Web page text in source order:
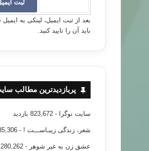
بعد از ثبت ایمیل، لینکی به
باید آن را تایید کنید.
پربازدیدترین مطالب
سایت نوگرا - 823,672 بازدید
شعر، زندگی زیبـاســـت ! - 485,306 بازدید
عشق زن به غیر شوهر - 280,262 بازدید